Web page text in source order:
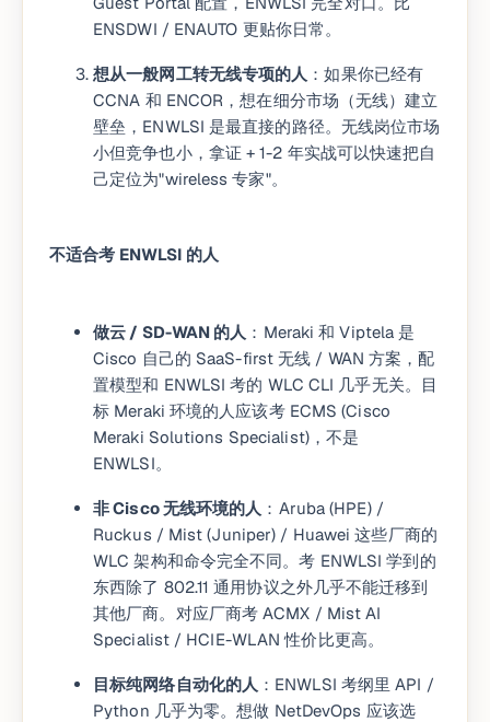
ENSDWI / ENAUTO 更贴你日常。
想从一般网工转无线专项的人 ：如果你已经有
CCNA 和 ENCOR，想在细分市场（无线）建立
壁垒，ENWLSI 是最直接的路径。无线岗位市场
小但竞争也小，拿证 + 1-2 年实战可以快速把自
己定位为"wireless 专家"。
不适合考 ENWLSI 的人
做云 / SD-WAN 的人 ：Meraki 和 Viptela 是
Cisco 自己的 SaaS-first 无线 / WAN 方案，配
置模型和 ENWLSI 考的 WLC CLI 几乎无关。目
标 Meraki 环境的人应该考 ECMS (Cisco
Meraki Solutions Specialist)，不是
ENWLSI。
非 Cisco 无线环境的人 ：Aruba (HPE) /
Ruckus / Mist (Juniper) / Huawei 这些厂商的
WLC 架构和命令完全不同。考 ENWLSI 学到的
东西除了 802.11 通用协议之外几乎不能迁移到
其他厂商。对应厂商考 ACMX / Mist AI
Specialist / HCIE-WLAN 性价比更高。
目标纯网络自动化的人 ：ENWLSI 考纲里 API /
Python 几乎为零。想做 NetDevOps 应该选